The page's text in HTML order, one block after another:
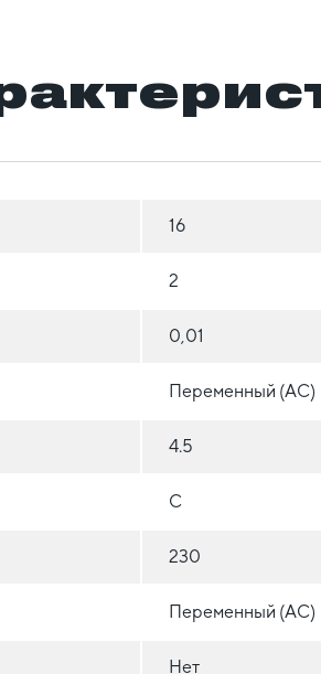
16
2
0,01
Переменный (AC)
4.5
C
230
Переменный (AC)
Нет